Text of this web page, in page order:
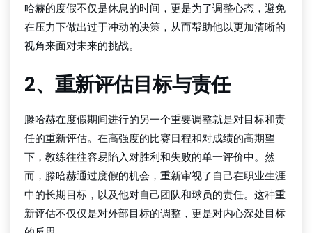
哈赫的度假不仅是休息的时间，更是为了调整心态，避免
在压力下做出过于冲动的决策，从而帮助他以更加清晰的
视角来面对未来的挑战。
2、重新评估目标与责任
滕哈赫在度假期间进行的另一个重要调整就是对目标和责
任的重新评估。在高强度的比赛日程和对成绩的高期望
下，教练往往容易陷入对胜利和失败的单一评价中。然
而，滕哈赫通过度假的机会，重新审视了自己在职业生涯
中的长期目标，以及他对自己团队和球员的责任。这种重
新评估不仅仅是对外部目标的调整，更是对内心深处目标